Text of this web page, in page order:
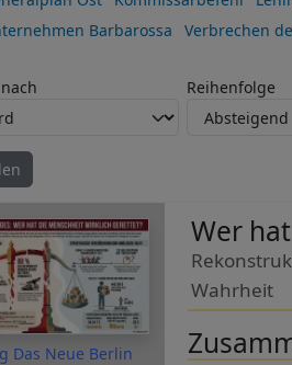
Barbarossa
Verbrechen
Reihenfolge
Das Neue Berlin
Wer
Wahrheit